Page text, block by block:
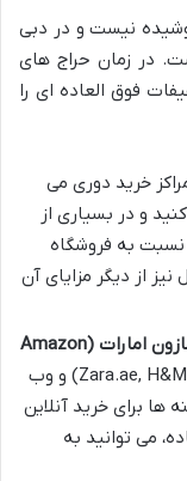
نیست و در دبی
در زمان حراج های
فوق العاده ای را
خرید دوری می
و در بسیاری از
به فروشگاه
از دیگر مزایای آن
آمازون امارات (Amazon
، سایت های رسمی برندها (مثل Zara.ae, H&M.ae) و وب
ها برای خرید آنلاین
می توانید به